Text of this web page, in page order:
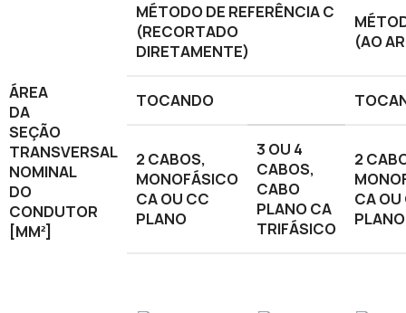
ÁREA
DA
SEÇÃO
TRANSVERSAL
NOMINAL
DO
CONDUTOR
[MM²]
MÉTODO DE REFERÊNCIA C
(RECORTADO
DIRETAMENTE)
(AO
TOCANDO
2 CABOS,
MONOFÁSICO
CA OU CC
PLANO
3 OU 4
CABOS,
CABO
PLANO CA
TRIFÁSICO
2
CA OU
PLANO